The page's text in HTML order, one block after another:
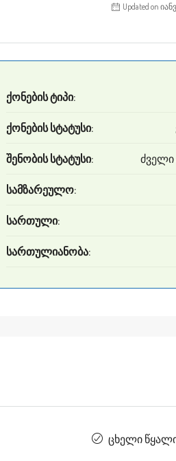
Updated on
ქონების ტიპი:
ქონების სტატუსი:
შენობის სტატუსი: ძველი
სამზარეულო:
სართული:
სართულიანობა:
ცხელი